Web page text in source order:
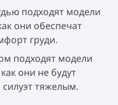
подходят модели
они обеспечат
груди.
подходят модели
они не будут
силуэт тяжелым.